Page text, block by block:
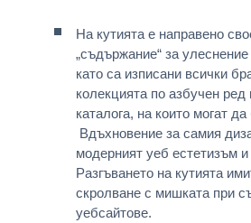
На кутията е направено
„съдържание“ за
като са изписани всички
колекцията по азбучен ред
каталога, на които могат
Вдъхновение за самия
модерният уеб естетизъм
Разгъването на кутията
скролване с мишката при
уебсайтове.